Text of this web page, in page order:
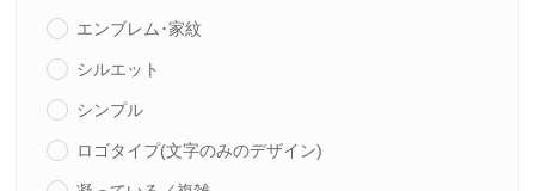
エンブレム･家紋
シルエット
シンプル
ロゴタイプ(文字のみのデザイン)